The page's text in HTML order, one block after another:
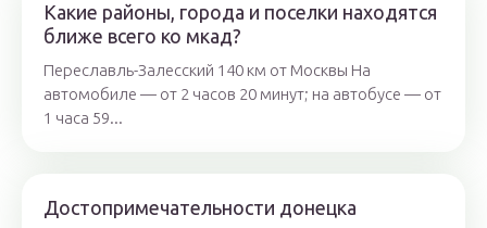
Какие районы, города и поселки находятся
ближе всего ко мкад?
Переславль-Залесский 140 км от Москвы На
автомобиле — от 2 часов 20 минут; на автобусе — от
1 часа 59...
Достопримечательности донецка